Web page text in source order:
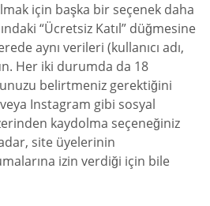
için başka bir seçenek daha
“Ücretsiz Katıl” düğmesine
aynı verileri (kullanıcı adı,
Her iki durumda da 18
belirtmeniz gerektiğini
Instagram gibi sosyal
kaydolma seçeneğiniz
site üyelerinin
izin verdiği için bile